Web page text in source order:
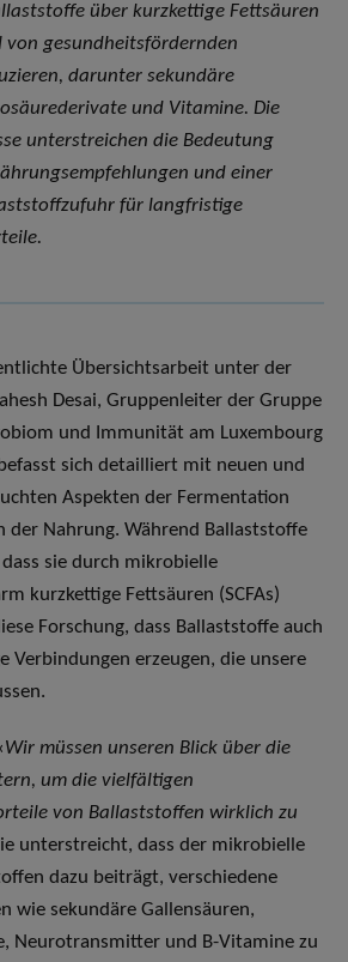
über kurzkettige Fettsäuren
von gesundheitsfördernden
darunter sekundäre
und Vitamine. Die
unterstreichen die Bedeutung
und einer
für langfristige
Übersichtsarbeit unter der
Desai, Gruppenleiter der Gruppe
und Immunität am Luxembourg
sich detailliert mit neuen und
Aspekten der Fermentation
der Nahrung. Während Ballaststoffe
sie durch mikrobielle
kurzkettige Fettsäuren (SCFAs)
Forschung, dass Ballaststoffe auch
Verbindungen erzeugen, die unsere
Wir müssen unseren Blick über die
um die vielfältigen
von Ballaststoffen wirklich zu
unterstreicht, dass der mikrobielle
dazu beiträgt, verschiedene
wie sekundäre Gallensäuren,
Neurotransmitter und B-Vitamine zu